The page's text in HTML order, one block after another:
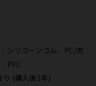
シリコーンゴム、PC/充
PVC
(購入後1年)